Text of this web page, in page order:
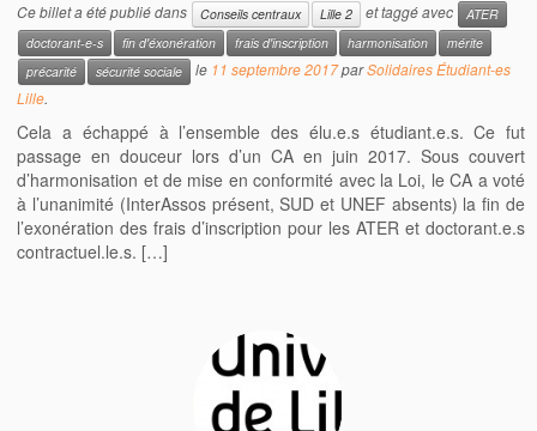
Ce billet a été publié dans Conseils centraux Lille 2 et taggé avec
ATER
doctorant-e-s
fin d'éxonération frais d'inscription harmonisation
mérite
précarité
sécurité sociale le 11 septembre 2017parSolidaires Étudiant-es
Lille.
Cela a échappé à l’ensemble des élu.e.s étudiant.e.s. Ce fut
passage en douceur lors d’un CA en juin 2017. Sous couvert
d’harmonisation et de mise en conformité avec la Loi, le CA a voté
à l’unanimité (InterAssos présent, SUD et UNEF absents) la fin de
l’exonération des frais d’inscription pour les ATER et doctorant.e.s
contractuel.le.s. […]